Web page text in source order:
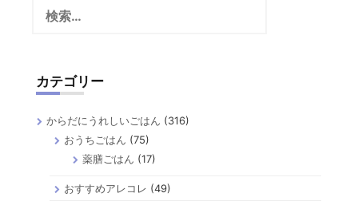
カテゴリー
からだにうれしいごはん (316)
おうちごはん (75)
薬膳ごはん (17)
おすすめアレコレ (49)